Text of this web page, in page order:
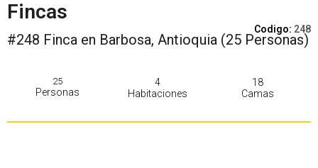
Fincas
Codigo: 248
#248 Finca en Barbosa, Antioquia (25 Personas)
25
Personas
4
Habitaciones
18
Camas